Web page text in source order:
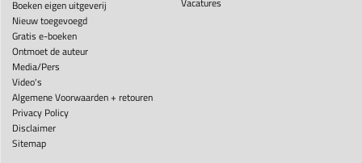
Boeken eigen uitgeverij
Nieuw toegevoegd
Gratis e-boeken
Ontmoet de auteur
Media/Pers
Video's
Algemene Voorwaarden + retouren
Privacy Policy
Disclaimer
Sitemap